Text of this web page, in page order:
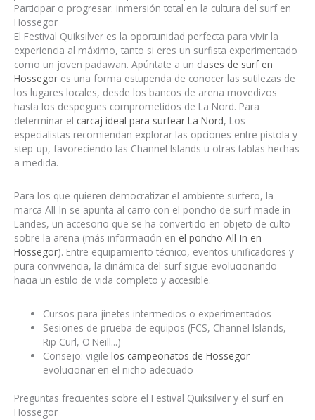
Participar o progresar: inmersión total en la cultura del surf en
Hossegor
El Festival Quiksilver es la oportunidad perfecta para vivir la
experiencia al máximo, tanto si eres un surfista experimentado
como un joven padawan. Apúntate a un clases de surf en
Hossegor es una forma estupenda de conocer las sutilezas de
los lugares locales, desde los bancos de arena movedizos
hasta los despegues comprometidos de La Nord. Para
determinar el carcaj ideal para surfear La Nord, Los
especialistas recomiendan explorar las opciones entre pistola y
step-up, favoreciendo las Channel Islands u otras tablas hechas
a medida.
Para los que quieren democratizar el ambiente surfero, la
marca All-In se apunta al carro con el poncho de surf made in
Landes, un accesorio que se ha convertido en objeto de culto
sobre la arena (más información en el poncho All-In en
Hossegor). Entre equipamiento técnico, eventos unificadores y
pura convivencia, la dinámica del surf sigue evolucionando
hacia un estilo de vida completo y accesible.
Cursos para jinetes intermedios o experimentados
Sesiones de prueba de equipos (FCS, Channel Islands,
Rip Curl, O'Neill...)
Consejo: vigilelos campeonatos de Hossegor
evolucionar en el nicho adecuado
Preguntas frecuentes sobre el Festival Quiksilver y el surf en
Hossegor